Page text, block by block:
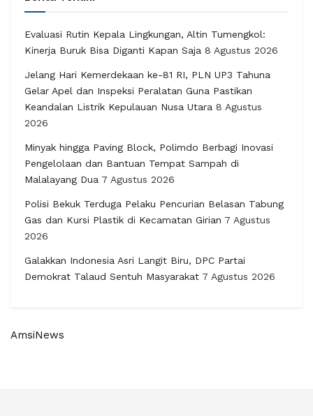
Evaluasi Rutin Kepala Lingkungan, Altin Tumengkol:
Kinerja Buruk Bisa Diganti Kapan Saja 8 Agustus 2026
Jelang Hari Kemerdekaan ke-81 RI, PLN UP3 Tahuna
Gelar Apel dan Inspeksi Peralatan Guna Pastikan
Keandalan Listrik Kepulauan Nusa Utara 8 Agustus
2026
Minyak hingga Paving Block, Polimdo Berbagi Inovasi
Pengelolaan dan Bantuan Tempat Sampah di
Malalayang Dua 7 Agustus 2026
Polisi Bekuk Terduga Pelaku Pencurian Belasan Tabung
Gas dan Kursi Plastik di Kecamatan Girian 7 Agustus
2026
Galakkan Indonesia Asri Langit Biru, DPC Partai
Demokrat Talaud Sentuh Masyarakat 7 Agustus 2026
AmsiNews